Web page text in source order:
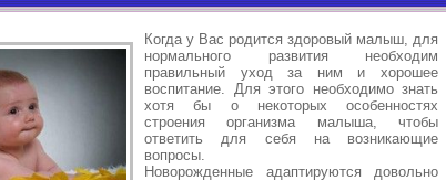
Когда у Вас родится здоровый малыш, для
нормального развития необходим
правильный уход за ним и хорошее
воспитание. Для этого необходимо знать
хотя бы о некоторых особенностях
строения организма малыша, чтобы
ответить для себя на возникающие
вопросы.
Новорожденные адаптируются довольно